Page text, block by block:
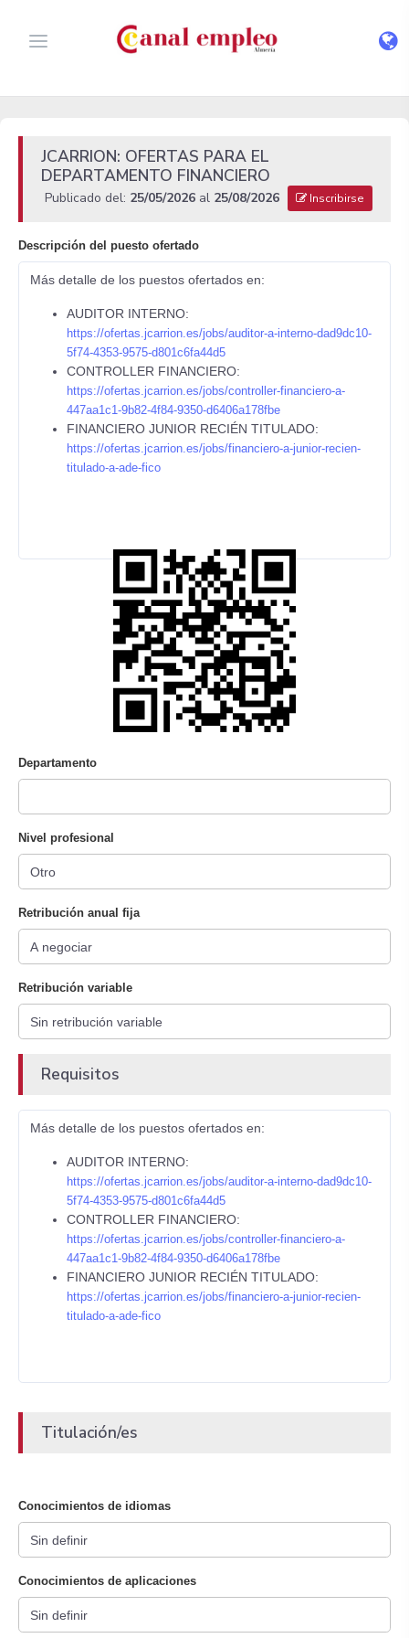
JCARRION: OFERTAS PARA EL
DEPARTAMENTO FINANCIERO
Publicado del: 25/05/2026 al 25/08/2026 Inscribirse
Descripción del puesto ofertado
Más detalle de los puestos ofertados en:
AUDITOR INTERNO:
https://ofertas.jcarrion.es/jobs/auditor-a-interno-dad9dc10-
5f74-4353-9575-d801c6fa44d5
CONTROLLER FINANCIERO:
https://ofertas.jcarrion.es/jobs/controller-financiero-a-
447aa1c1-9b82-4f84-9350-d6406a178fbe
FINANCIERO JUNIOR RECIÉN TITULADO:
https://ofertas.jcarrion.es/jobs/financiero-a-junior-recien-
titulado-a-ade-fico
Departamento
Nivel profesional
Retribución anual fija
Retribución variable
Requisitos
Más detalle de los puestos ofertados en:
AUDITOR INTERNO:
https://ofertas.jcarrion.es/jobs/auditor-a-interno-dad9dc10-
5f74-4353-9575-d801c6fa44d5
CONTROLLER FINANCIERO:
https://ofertas.jcarrion.es/jobs/controller-financiero-a-
447aa1c1-9b82-4f84-9350-d6406a178fbe
FINANCIERO JUNIOR RECIÉN TITULADO:
https://ofertas.jcarrion.es/jobs/financiero-a-junior-recien-
titulado-a-ade-fico
Titulación/es
Conocimientos de idiomas
Conocimientos de aplicaciones